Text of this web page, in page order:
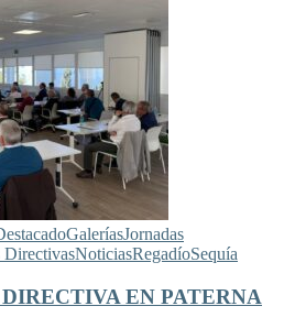
GaleríasJornadas
DirectivasNoticiasRegadíoSequía
EN PATERNA